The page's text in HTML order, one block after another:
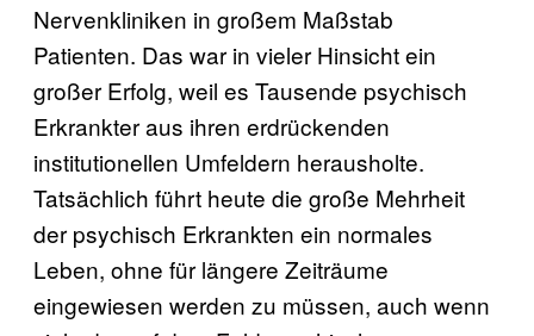
Nervenkliniken in großem Maßstab
Patienten. Das war in vieler Hinsicht ein
großer Erfolg, weil es Tausende psychisch
Erkrankter aus ihren erdrückenden
institutionellen Umfeldern herausholte.
Tatsächlich führt heute die große Mehrheit
der psychisch Erkrankten ein normales
Leben, ohne für längere Zeiträume
eingewiesen werden zu müssen, auch wenn